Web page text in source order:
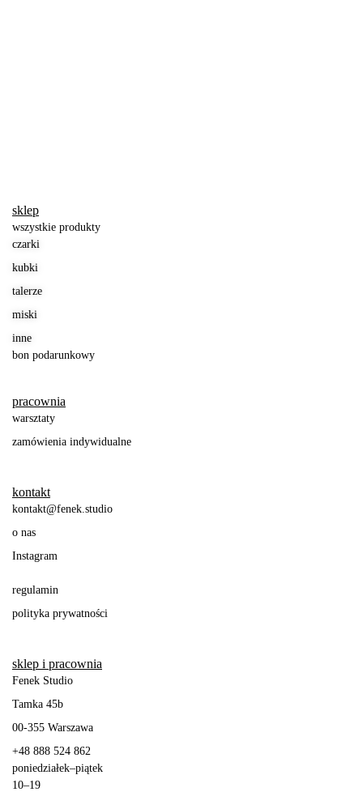
niebieski
sklep
wszystkie produkty
czarki
kubki
talerze
miski
inne
bon podarunkowy
pracownia
warsztaty
zamówienia indywidualne
kontakt
kontakt@fenek.studio
o nas
Instagram
regulamin
polityka prywatności
sklep i pracownia
Fenek Studio
Tamka 45b
00-355 Warszawa
+48 888 524 862
poniedziałek–piątek
10–19